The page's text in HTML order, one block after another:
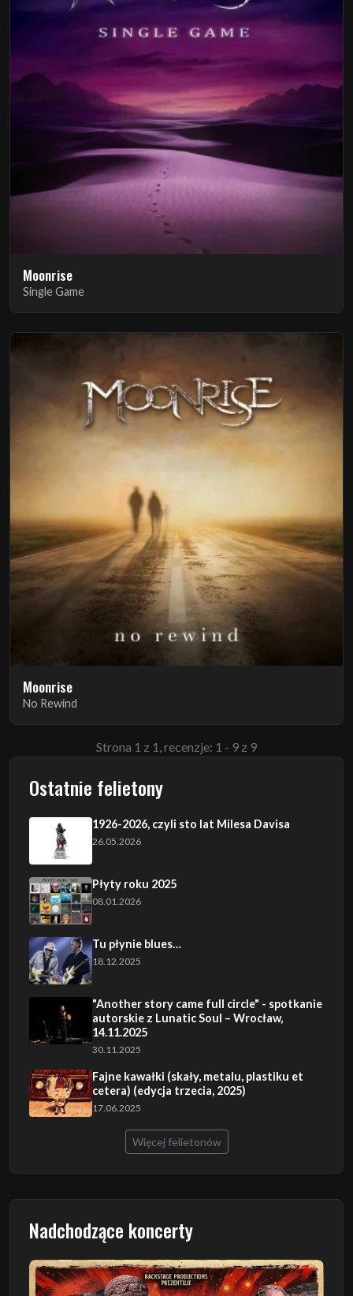
Moonrise
Single Game
Moonrise
No Rewind
Strona 1 z 1, recenzje: 1 - 9 z 9
Ostatnie felietony
1926-2026, czyli sto lat Milesa Davisa
26.05.2026
Płyty roku 2025
08.01.2026
Tu płynie blues…
18.12.2025
"Another story came full circle" - spotkanie
autorskie z Lunatic Soul – Wrocław,
14.11.2025
30.11.2025
Fajne kawałki (skały, metalu, plastiku et
cetera) (edycja trzecia, 2025)
17.06.2025
Więcej felietonów
Nadchodzące koncerty